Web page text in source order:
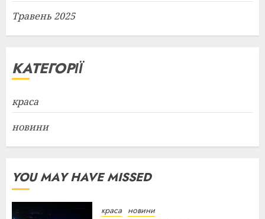
Травень 2025
КАТЕГОРІЇ
краса
новини
YOU MAY HAVE MISSED
краса новини